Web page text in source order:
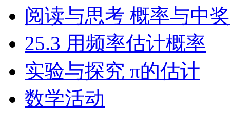
阅读与思考 概率与中奖
25.3 用频率估计概率
实验与探究 π的估计
数学活动